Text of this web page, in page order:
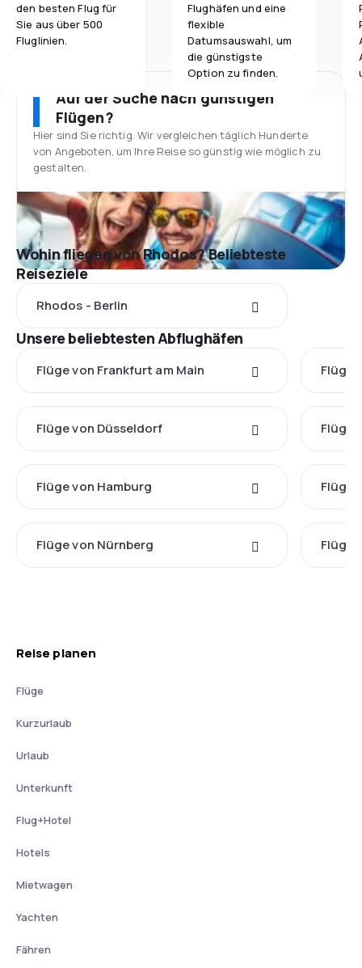
den besten Flug für
Sie aus über 500
Fluglinien.
Flughäfen und eine
flexible
Datumsauswahl, um
die günstigste
Option zu finden.
Auf der Suche nach günstigen
Flügen?
Hier sind Sie richtig. Wir vergleichen täglich Hunderte
von Angeboten, um Ihre Reise so günstig wie möglich zu
gestalten.
Wohin fliegen von Rhodos? Beliebteste
Reiseziele
Rhodos - Berlin
Unsere beliebtesten Abflughäfen
Flüge von Frankfurt am Main Flüge
Flüge von Düsseldorf Flüge
Flüge von Hamburg Flüge
Flüge von Nürnberg Flüge
Reise planen
Flüge
Kurzurlaub
Urlaub
Unterkunft
Flug+Hotel
Hotels
Mietwagen
Yachten
Fähren